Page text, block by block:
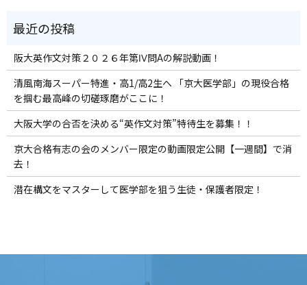
阪大英作文対策２０２６年第Ⅳ問Aの解説動画！
清風南海スーパー特進・高1/高2生へ 「京大医学部」の現役合格
を掴む最高峰の切磋琢磨がここに！
大阪大学の合否を決める“英作文対策”特待生を募集！！
京大合格有志の会のメンバー限定の動画限定公開【一週間】で消
去！
潜在構文をマスターして医学部を狙う生徒・保護者限定！